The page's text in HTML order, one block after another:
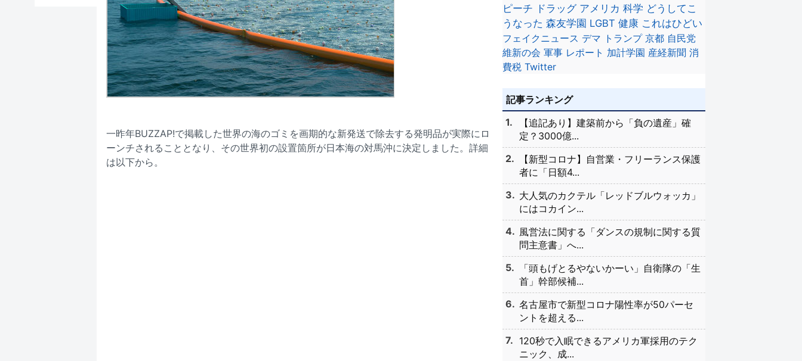
一昨年BUZZAP!で掲載した世界の海のゴミを画期的な新発送で除去する発明品が実際にロ
ーンチされることとなり、その世界初の設置箇所が日本海の対馬沖に決定しました。詳細
は以下から。
ピーチ ドラッグ アメリカ 科学 どうしてこ
うなった 森友学園 LGBT 健康 これはひどい
フェイクニュース デマ トランプ 京都 自民党
維新の会 軍事 レポート 加計学園 産経新聞 消
費税 Twitter
記事ランキング
【追記あり】建築前から「負の遺産」確
定？3000億...
【新型コロナ】自営業・フリーランス保護
者に「日額4...
大人気のカクテル「レッドブルウォッカ」
にはコカイン...
風営法に関する「ダンスの規制に関する質
問主意書」へ...
「頭もげとるやないかーい」自衛隊の「生
首」幹部候補...
名古屋市で新型コロナ陽性率が50パーセ
ントを超える...
120秒で入眠できるアメリカ軍採用のテク
ニック、成...